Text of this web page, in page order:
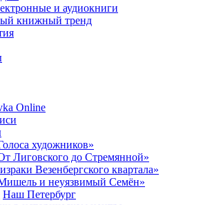
и аудиокниги
книжный тренд
Online
художников»
Лиговского до Стремянной»
Везенбергского квартала»
и неуязвимый Семён»
Наш Петербург